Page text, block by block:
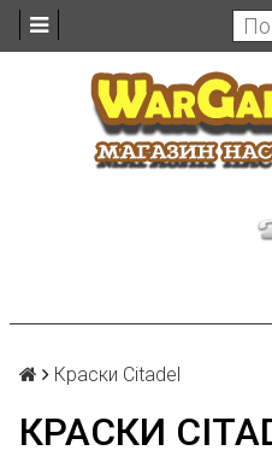
Краски Citadel
КРАСКИ